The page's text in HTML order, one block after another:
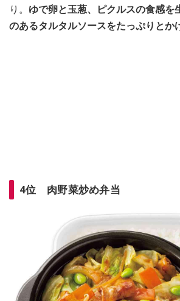
り。 ゆで卵と玉葱、ピクルスの食感を
のあるタルタルソースをたっぷりとか
4位 肉野菜炒め弁当